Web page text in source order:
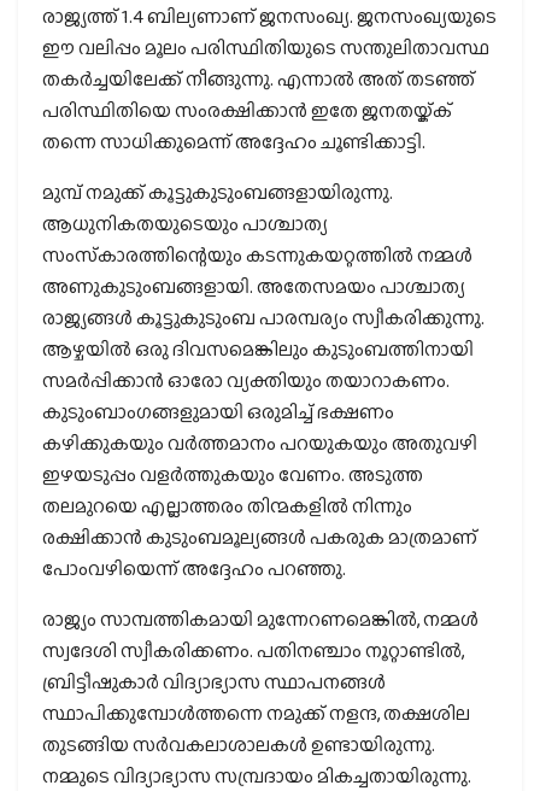
രാജ്യത്ത് 1.4 ബില്യണാണ് ജനസംഖ്യ. ജനസംഖ്യയുടെ
ഈ വലിപ്പം മൂലം പരിസ്ഥിതിയുടെ സന്തുലിതാവസ്ഥ
തകര്‍ച്ചയിലേക്ക് നീങ്ങുന്നു. എന്നാല്‍ അത് തടഞ്ഞ്
പരിസ്ഥിതിയെ സംരക്ഷിക്കാന്‍ ഇതേ ജനതയ്ക്ക്
തന്നെ സാധിക്കുമെന്ന് അദ്ദേഹം ചൂണ്ടിക്കാട്ടി.
മുമ്പ് നമുക്ക് കൂട്ടുകുടുംബങ്ങളായിരുന്നു.
ആധുനികതയുടെയും പാശ്ചാത്യ
സംസ്‌കാരത്തിന്റെയും കടന്നുകയറ്റത്തില്‍ നമ്മള്‍
അണുകുടുംബങ്ങളായി. അതേസമയം പാശ്ചാത്യ
രാജ്യങ്ങള്‍ കൂട്ടുകുടുംബ പാരമ്പര്യം സ്വീകരിക്കുന്നു.
ആഴ്ചയില്‍ ഒരു ദിവസമെങ്കിലും കുടുംബത്തിനായി
സമര്‍പ്പിക്കാന്‍ ഓരോ വ്യക്തിയും തയാറാകണം.
കുടുംബാംഗങ്ങളുമായി ഒരുമിച്ച് ഭക്ഷണം
കഴിക്കുകയും വര്‍ത്തമാനം പറയുകയും അതുവഴി
ഇഴയടുപ്പം വളര്‍ത്തുകയും വേണം. അടുത്ത
തലമുറയെ എല്ലാത്തരം തിന്മകളില്‍ നിന്നും
രക്ഷിക്കാന്‍ കുടുംബമൂല്യങ്ങള്‍ പകരുക മാത്രമാണ്
പോംവഴിയെന്ന് അദ്ദേഹം പറഞ്ഞു.
രാജ്യം സാമ്പത്തികമായി മുന്നേറണമെങ്കില്‍, നമ്മള്‍
സ്വദേശി സ്വീകരിക്കണം. പതിനഞ്ചാം നൂറ്റാണ്ടില്‍,
ബ്രിട്ടീഷുകാര്‍ വിദ്യാഭ്യാസ സ്ഥാപനങ്ങള്‍
സ്ഥാപിക്കുമ്പോള്‍ത്തന്നെ നമുക്ക് നളന്ദ, തക്ഷശില
തുടങ്ങിയ സര്‍വകലാശാലകള്‍ ഉണ്ടായിരുന്നു.
നമ്മുടെ വിദ്യാഭ്യാസ സമ്പ്രദായം മികച്ചതായിരുന്നു.